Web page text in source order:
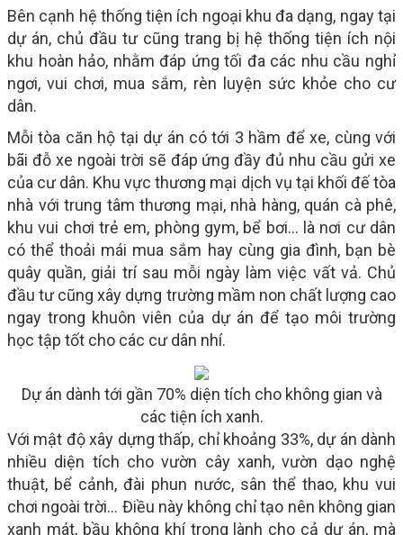
Bên cạnh hệ thống tiện ích ngoại khu đa dạng, ngay tại
dự án, chủ đầu tư cũng trang bị hệ thống tiện ích nội
khu hoàn hảo, nhằm đáp ứng tối đa các nhu cầu nghỉ
ngơi, vui chơi, mua sắm, rèn luyện sức khỏe cho cư
dân.
Mỗi tòa căn hộ tại dự án có tới 3 hầm để xe, cùng với
bãi đỗ xe ngoài trời sẽ đáp ứng đầy đủ nhu cầu gửi xe
của cư dân. Khu vực thương mại dịch vụ tại khối đế tòa
nhà với trung tâm thương mại, nhà hàng, quán cà phê,
khu vui chơi trẻ em, phòng gym, bể bơi… là nơi cư dân
có thể thoải mái mua sắm hay cùng gia đình, bạn bè
quây quần, giải trí sau mỗi ngày làm việc vất vả. Chủ
đầu tư cũng xây dựng trường mầm non chất lượng cao
ngay trong khuôn viên của dự án để tạo môi trường
học tập tốt cho các cư dân nhí.
Dự án dành tới gần 70% diện tích cho không gian và
các tiện ích xanh.
Với mật độ xây dựng thấp, chỉ khoảng 33%, dự án dành
nhiều diện tích cho vườn cây xanh, vườn dạo nghệ
thuật, bể cảnh, đài phun nước, sân thể thao, khu vui
chơi ngoài trời… Điều này không chỉ tạo nên không gian
xanh mát, bầu không khí trong lành cho cả dự án, mà